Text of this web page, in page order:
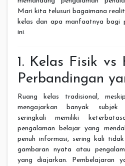
Mari kita telusuri bagaimana
kelas dan apa manfaatnya bagi
ini.
1. Kelas Fisik vs
Perbandingan
Ruang kelas tradisional,
mengajarkan banyak subjek
seringkali memiliki
pengalaman belajar yang
penuh informasi, sering kali
gambaran nyata atau
yang diajarkan. Pembelajaran